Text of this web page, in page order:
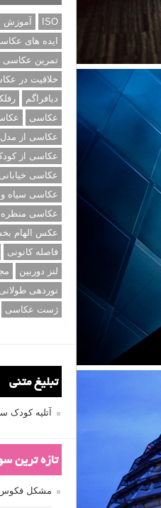
ISO
ایده های
تمرین عکاسی
خلاقیت در
دیافراگم
عکاسی
عکاسی از مدل
عکاسی از
عکاسی خیابانی
عکاسی سیاه
عکاسی منظره
عکس الهام
فاصله کانونی
لنز دوربین
نوردهی طولانی
ژست عکاسی
تبلیغ متنی
آتلیه کودک
تازه ترین
مشکل فکوس در لنز